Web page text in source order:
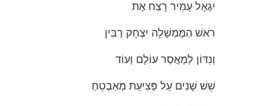
יִגְאָל עָמִיר רָצַח אֶת
רֹאשׁ הַמֶּמְשָׁלָה יִצְחָק רַבִּין
וְנִדּוֹן לְמַאֲסַר עוֹלָם וְעוֹד
שֵׁשׁ שָׁנִים עַל פְּצִיעַת מְאַבְטֵחַ